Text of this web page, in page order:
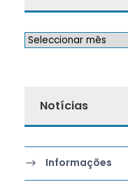
Notícias
Informações